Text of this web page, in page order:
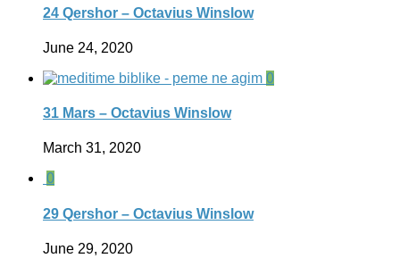
24 Qershor – Octavius Winslow
June 24, 2020
0
31 Mars – Octavius Winslow
March 31, 2020
0
29 Qershor – Octavius Winslow
June 29, 2020